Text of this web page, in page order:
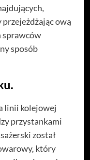
ową
sprawców
sposób
linii kolejowej
przystankami
został
który